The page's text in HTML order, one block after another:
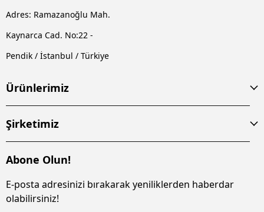
Adres: Ramazanoğlu Mah.
Kaynarca Cad. No:22 -
Pendik / İstanbul / Türkiye
Ürünlerimiz
Şirketimiz
Abone Olun!
E-posta adresinizi bırakarak yeniliklerden haberdar
olabilirsiniz!